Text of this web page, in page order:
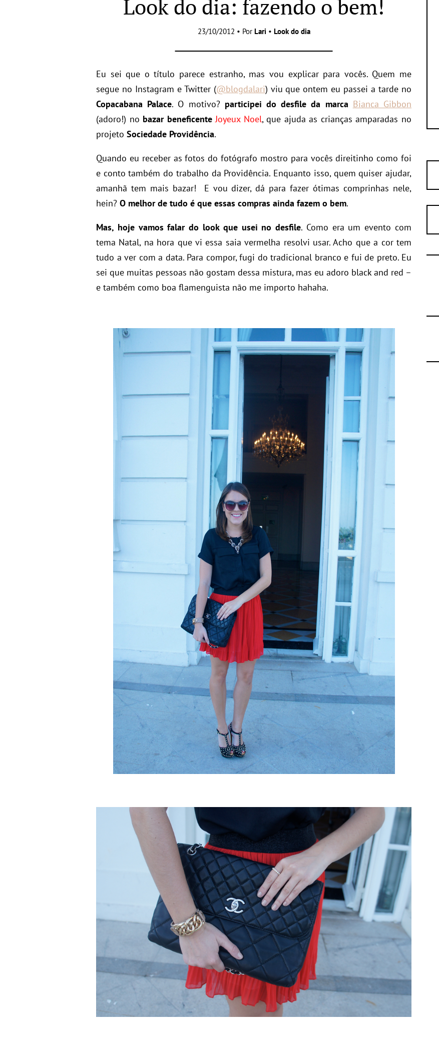
Look do dia: fazendo o bem!
23/10/2012 • Por Lari • Look do dia
Eu sei que o título parece estranho, mas vou explicar para vocês. Quem me
segue no Instagram e Twitter (@blogdalari) viu que ontem eu passei a tarde no
Copacabana Palace. O motivo? participei do desfile da marca Bianca Gibbon
(adoro!) no bazar beneficente Joyeux Noel, que ajuda as crianças amparadas no
projeto Sociedade Providência.
Quando eu receber as fotos do fotógrafo mostro para vocês direitinho como foi
e conto também do trabalho da Providência. Enquanto isso, quem quiser ajudar,
amanhã tem mais bazar! E vou dizer, dá para fazer ótimas comprinhas nele,
hein? O melhor de tudo é que essas compras ainda fazem o bem.
Mas, hoje vamos falar do look que usei no desfile. Como era um evento com
tema Natal, na hora que vi essa saia vermelha resolvi usar. Acho que a cor tem
tudo a ver com a data. Para compor, fugi do tradicional branco e fui de preto. Eu
sei que muitas pessoas não gostam dessa mistura, mas eu adoro black and red –
e também como boa flamenguista não me importo hahaha.